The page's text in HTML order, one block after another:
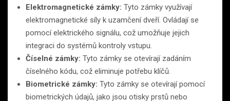
Elektromagnetické zámky: Tyto zámky využívají
elektromagnetické síly k uzamčení dveří. Ovládají se
pomocí elektrického signálu, což umožňuje jejich
integraci do systémů kontroly vstupu.
Číselné zámky: Tyto zámky se otevírají zadáním
číselného kódu, což eliminuje potřebu klíčů.
Biometrické zámky: Tyto zámky se otevírají pomocí
biometrických údajů, jako jsou otisky prstů nebo